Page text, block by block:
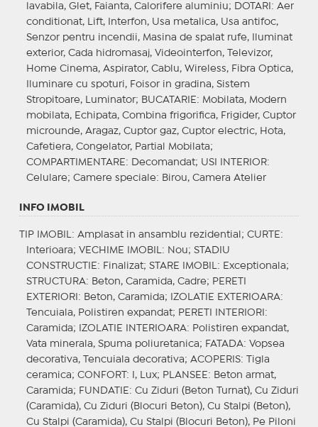
lavabila, Glet, Faianta, Calorifere aluminiu; DOTARI : Aer
conditionat, Lift, Interfon, Usa metalica, Usa antifoc,
Senzor pentru incendii, Masina de spalat rufe, Iluminat
exterior, Cada hidromasaj, Videointerfon, Televizor,
Home Cinema, Aspirator, Cablu, Wireless, Fibra Optica,
Iluminare cu spoturi, Foisor in gradina, Sistem
Stropitoare, Luminator; BUCATARIE : Mobilata, Modern
mobilata, Echipata, Combina frigorifica, Frigider, Cuptor
microunde, Aragaz, Cuptor gaz, Cuptor electric, Hota,
Cafetiera, Congelator, Partial Mobilata;
COMPARTIMENTARE : Decomandat; USI INTERIOR:
Celulare; Camere speciale: Birou, Camera Atelier
INFO IMOBIL
TIP IMOBIL : Amplasat in ansamblu rezidential; CURTE :
Interioara; VECHIME IMOBIL : Nou; STADIU
CONSTRUCTIE : Finalizat; STARE IMOBIL : Exceptionala;
STRUCTURA: Beton, Caramida, Cadre; PERETI
EXTERIORI : Beton, Caramida; IZOLATIE EXTERIOARA:
Tencuiala, Polistiren expandat; PERETI INTERIORI :
Caramida;
IZOLATIE INTERIOARA: Polistiren expandat,
Vata minerala, Spuma poliuretanica; FATADA: Vopsea
decorativa, Tencuiala decorativa; ACOPERIS: Tigla
ceramica; CONFORT : I, Lux; PLANSEE : Beton armat,
Caramida; FUNDATIE : Cu Ziduri (Beton Turnat), Cu Ziduri
(Caramida), Cu Ziduri (Blocuri Beton), Cu Stalpi (Beton),
Cu Stalpi (Caramida), Cu Stalpi (Blocuri Beton), Pe Piloni